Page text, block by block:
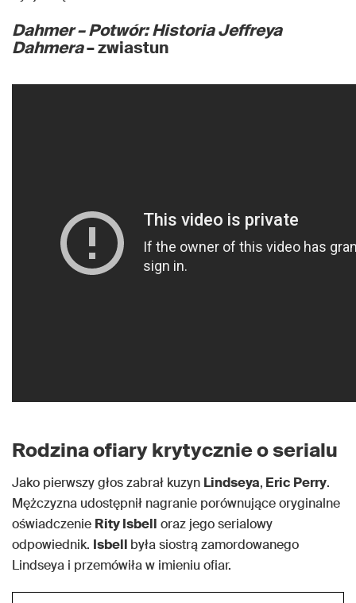
Dahmer – Potwór: Historia Jeffreya
Dahmera– zwiastun
Rodzina ofiary krytycznie o serialu
Jako pierwszy głos zabrał kuzyn Lindseya, Eric Perry.
Mężczyzna udostępnił nagranie porównujące oryginalne
oświadczenie Rity Isbell oraz jego serialowy
odpowiednik. Isbell była siostrą zamordowanego
Lindseya i przemówiła w imieniu ofiar.